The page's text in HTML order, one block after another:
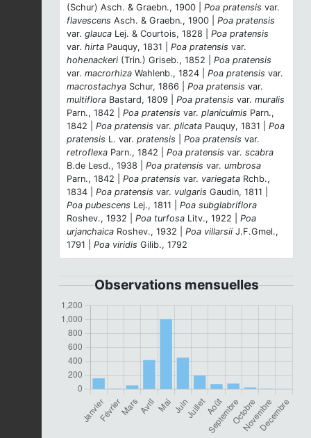
(Schur) Asch. & Graebn., 1900 | Poa pratensis var.
flavescens Asch. & Graebn., 1900 | Poa pratensis
var. glauca Lej. & Courtois, 1828 | Poa pratensis
var. hirta Pauquy, 1831 | Poa pratensis var.
hohenackeri (Trin.) Griseb., 1852 | Poa pratensis
var. macrorhiza Wahlenb., 1824 | Poa pratensis var.
macrostachya Schur, 1866 | Poa pratensis var.
multiflora Bastard, 1809 | Poa pratensis var. muralis
Parn., 1842 | Poa pratensis var. planiculmis Parn.,
1842 | Poa pratensis var. plicata Pauquy, 1831 | Poa
pratensis L. var. pratensis Poa pratensis var.
retroflexa Parn., 1842 | Poa pratensis var. scabra
B.de Lesd., 1938 | Poa pratensis var. umbrosa
Parn., 1842 | Poa pratensis var. variegata Rchb.,
1834 | Poa pratensis var. vulgaris Gaudin, 1811 |
Poa pubescens Lej., 1811 | Poa subglabriflora
Roshev., 1932 | Poa turfosa Litv., 1922 | Poa
urjanchaica Roshev., 1932 | Poa villarsii J.F.Gmel.,
1791 | Poa viridis Gilib., 1792
Observations mensuelles